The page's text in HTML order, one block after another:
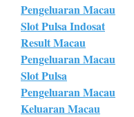
Pengeluaran Macau
Slot Pulsa Indosat
Result Macau
Pengeluaran Macau
Slot Pulsa
Pengeluaran Macau
Keluaran Macau